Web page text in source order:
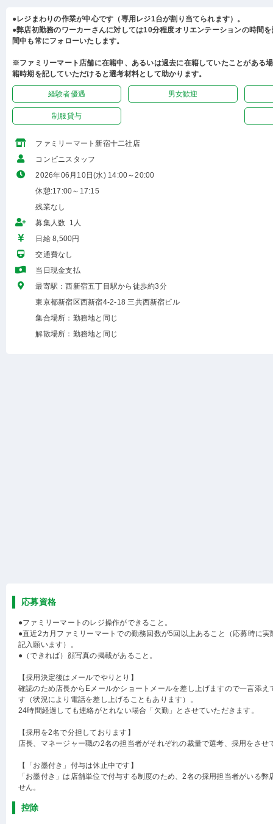
●レジまわりの作業が中心です（専用レジ1台が割り当てられます）。
●弊店初勤務のワーカーさんに対しては10分程度オリエンテーションの時間
間中も常にフォローいたします。
※ファミリーマート店舗に在籍中、あるいは過去に在籍していたことがある
籍時期を記していただけると選考材料として助かります。
経験者優遇 男女歓迎
制服貸与
ファミリーマート新宿十二社店
コンビニスタッフ
2026年06月10日(水) 14:00～20:00
休憩:17:00～17:15
残業なし
募集人数 1人
日給 8,500円
交通費なし
当日現金支払
最寄駅：西新宿五丁目駅から徒歩約3分
東京都新宿区西新宿4-2-18 三共西新宿ビル
集合場所：勤務地と同じ
解散場所：勤務地と同じ
応募資格
●ファミリーマートのレジ操作ができること。
●直近2カ月ファミリーマートでの勤務回数が5回以上あること（応募時に
記入願います）。
●（できれば）顔写真の掲載があること。
【採用決定後はメールでやりとり】
確認のため店長からEメールかショートメールを差し上げますので一言添え
す（状況により電話を差し上げることもあります）。
24時間経過しても連絡がとれない場合「欠勤」とさせていただきます。
【採用を2名で分担しております】
店長、マネージャー職の2名の担当者がそれぞれの裁量で選考、採用をさせ
【「お墨付き」付与は休止中です】
「お墨付き」は店舗単位で付与する制度のため、2名の採用担当者がいる弊
せん。
控除